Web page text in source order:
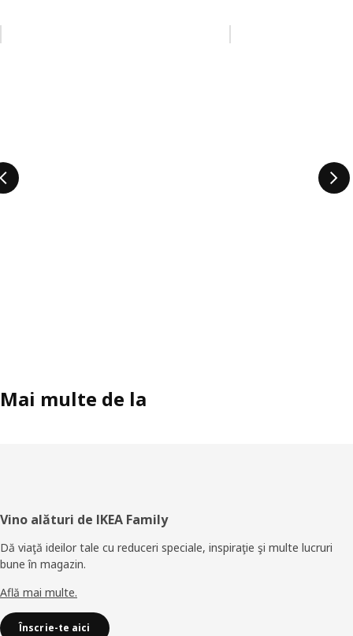
Mai multe de la
Subsol
Vino alături de IKEA Family
Dă viaţă ideilor tale cu reduceri speciale, inspiraţie şi multe lucruri
bune în magazin.
Află mai multe.
Înscrie-te aici